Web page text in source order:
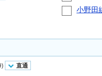
小野田
直通